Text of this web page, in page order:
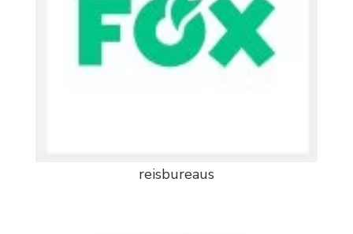
reisbureaus